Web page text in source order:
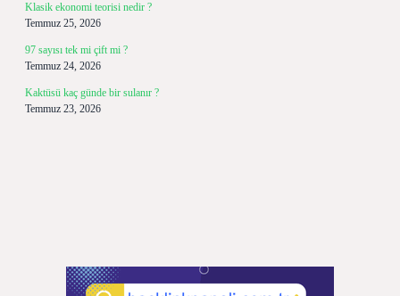
Klasik ekonomi teorisi nedir ?
Temmuz 25, 2026
97 sayısı tek mi çift mi ?
Temmuz 24, 2026
Kaktüsü kaç günde bir sulanır ?
Temmuz 23, 2026